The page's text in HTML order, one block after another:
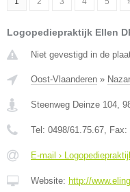
Logopediepraktijk Ellen
Niet gevestigd in de
Oost-Vlaanderen »
Steenweg Deinze 104,
Tel: 0498/61.75.67, Fax:
E-mail ›
Website: http://